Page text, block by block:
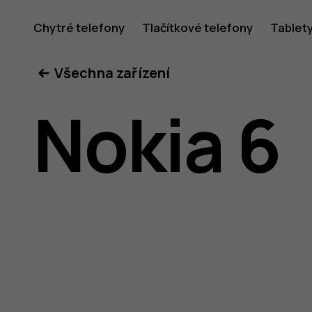
příručka
k telefonu
Chytré telefony Tlačítkové telefony
Všechna zařízení
Nokia 6